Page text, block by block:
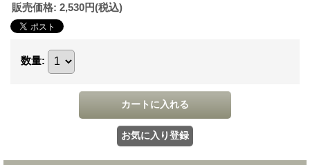
販売価格: 2,530円(税込)
数量: